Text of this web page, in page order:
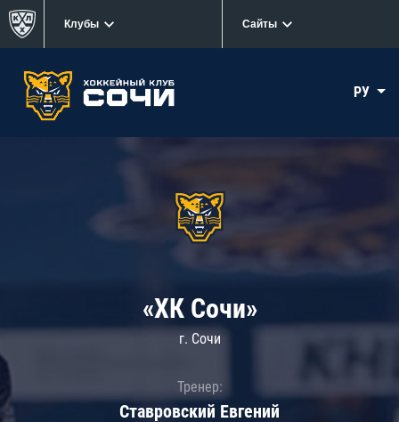
Клубы Сайты
РУ
«ХК Сочи»
г. Сочи
Тренер:
Ставровский Евгений